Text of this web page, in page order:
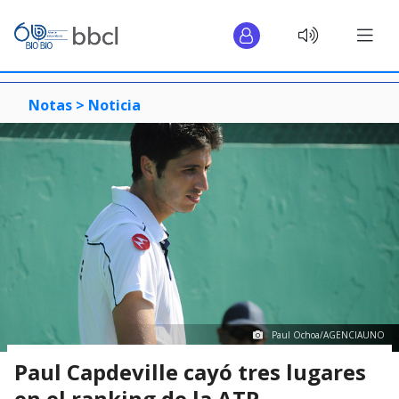
Notas > Noticia
Paul Ochoa/AGENCIAUNO
Paul Capdeville cayó tres lugares